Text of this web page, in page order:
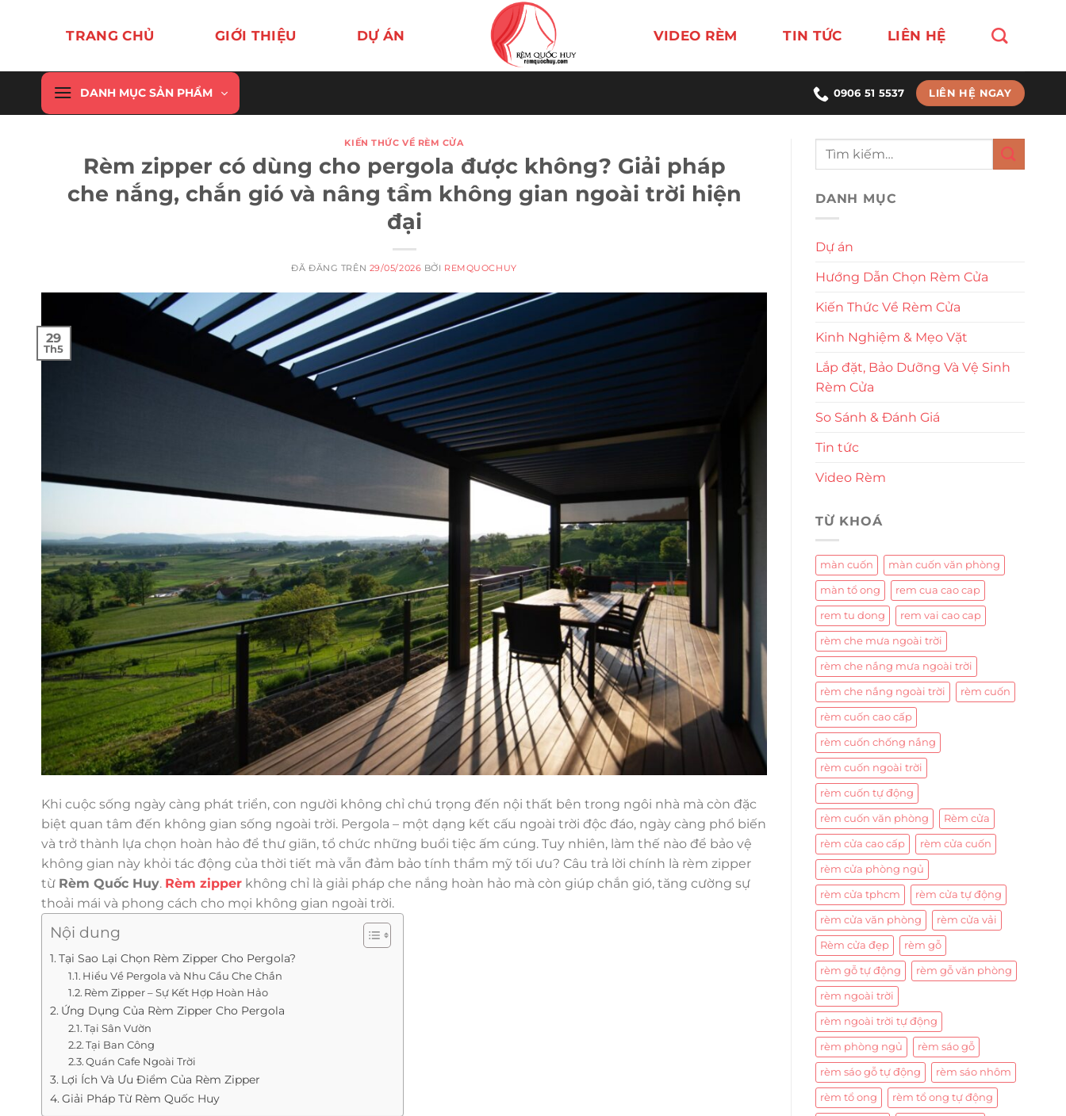
dung
TRANG CHỦ GIỚI THIỆU DỰ ÁN VIDEO RÈM TIN TỨC LIÊN HỆ
DANH MỤC SẢN PHẨM 0906 51 5537 LIÊN HỆ NGAY
KIẾN THỨC VỀ RÈM CỬA
Rèm zipper có dùng cho pergola được không? Giải pháp
che nắng, chắn gió và nâng tầm không gian ngoài trời hiện
đại
ĐÃ ĐĂNG TRÊN 29/05/2026 BỞI REMQUOCHUY
29
Th5
Khi cuộc sống ngày càng phát triển, con người không chỉ chú trọng đến nội thất bên trong ngôi nhà mà còn đặc
biệt quan tâm đến không gian sống ngoài trời. Pergola – một dạng kết cấu ngoài trời độc đáo, ngày càng phổ biến
và trở thành lựa chọn hoàn hảo để thư giãn, tổ chức những buổi tiệc ấm cúng. Tuy nhiên, làm thế nào để bảo vệ
không gian này khỏi tác động của thời tiết mà vẫn đảm bảo tính thẩm mỹ tối ưu? Câu trả lời chính là rèm zipper
từ Rèm Quốc Huy. Rèm zipper không chỉ là giải pháp che nắng hoàn hảo mà còn giúp chắn gió, tăng cường sự
thoải mái và phong cách cho mọi không gian ngoài trời.
Nội dung
Tại Sao Lại Chọn Rèm Zipper Cho Pergola?
Hiểu Về Pergola và Nhu Cầu Che Chắn
Rèm Zipper – Sự Kết Hợp Hoàn Hảo
Ứng Dụng Của Rèm Zipper Cho Pergola
Tại Sân Vườn
Tại Ban Công
Quán Cafe Ngoài Trời
Lợi Ích Và Ưu Điểm Của Rèm Zipper
Giải Pháp Từ Rèm Quốc Huy
DANH MỤC
Dự án
Hướng Dẫn Chọn Rèm Cửa
Kiến Thức Về Rèm Cửa
Kinh Nghiệm & Mẹo Vặt
Lắp đặt, Bảo Dưỡng Và Vệ Sinh
Rèm Cửa
So Sánh & Đánh Giá
Tin tức
Video Rèm
TỪ KHOÁ
màn cuốn màn cuốn văn phòng
màn tổ ong rem cua cao cap
rem tu dong rem vai cao cap
rèm che mưa ngoài trời
rèm che nắng mưa ngoài trời
rèm che nắng ngoài trời rèm cuốn
rèm cuốn cao cấp
rèm cuốn chống nắng
rèm cuốn ngoài trời
rèm cuốn tự động
rèm cuốn văn phòng Rèm cửa
rèm cửa cao cấp rèm cửa cuốn
rèm cửa phòng ngủ
rèm cửa tphcm rèm cửa tự động
rèm cửa văn phòng rèm cửa vải
Rèm cửa đẹp rèm gỗ
rèm gỗ tự động rèm gỗ văn phòng
rèm ngoài trời
rèm ngoài trời tự động
rèm phòng ngủ rèm sáo gỗ
rèm sáo gỗ tự động rèm sáo nhôm
rèm tổ ong rèm tổ ong tự động